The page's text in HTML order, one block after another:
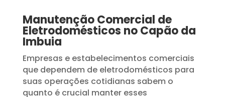
Manutenção Comercial de
Eletrodomésticos no Capão da
Imbuia
Empresas e estabelecimentos comerciais
que dependem de eletrodomésticos para
suas operações cotidianas sabem o
quanto é crucial manter esses